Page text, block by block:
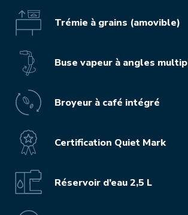
Trémie à grains (amovible)
Buse vapeur à angles
Broyeur à café intégré
Certification Quiet Mark
Réservoir d’eau 2,5 L